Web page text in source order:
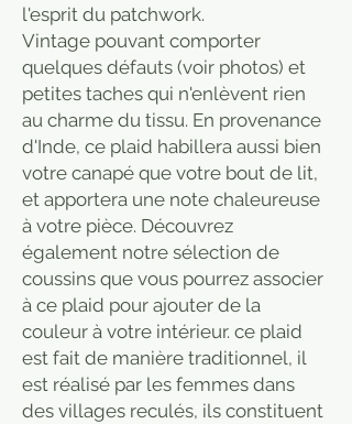
l'esprit du patchwork.
Vintage pouvant comporter
quelques défauts (voir photos) et
petites taches qui n'enlèvent rien
au charme du tissu. En provenance
d'Inde, ce plaid habillera aussi bien
votre canapé que votre bout de lit,
et apportera une note chaleureuse
à votre pièce. Découvrez
également notre sélection de
coussins que vous pourrez associer
à ce plaid pour ajouter de la
couleur à votre intérieur. ce plaid
est fait de manière traditionnel, il
est réalisé par les femmes dans
des villages reculés, ils constituent